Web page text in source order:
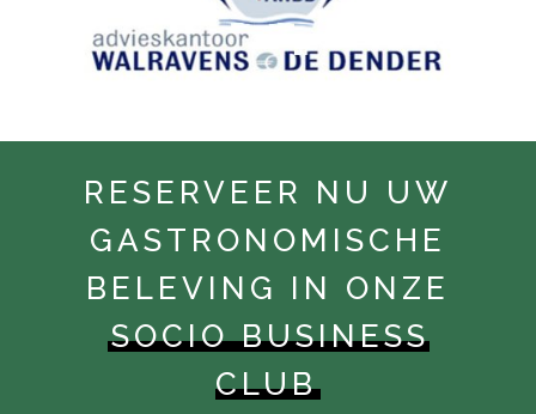
RESERVEER NU UW
GASTRONOMISCHE
BELEVING IN ONZE
SOCIO BUSINESS
CLUB